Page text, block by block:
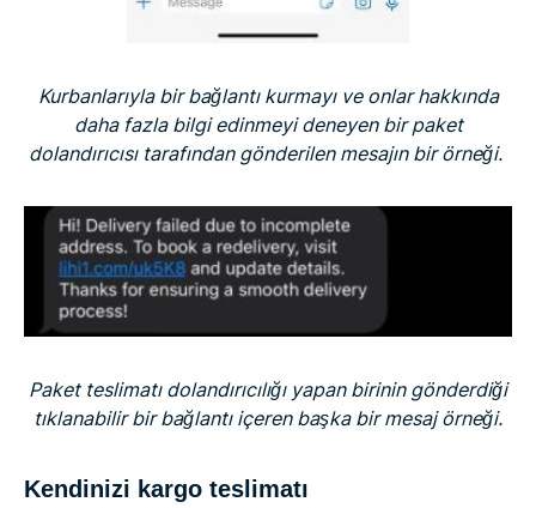
Kurbanlarıyla bir bağlantı kurmayı ve onlar hakkında
daha fazla bilgi edinmeyi deneyen bir paket
dolandırıcısı tarafından gönderilen mesajın bir örneği.
Paket teslimatı dolandırıcılığı yapan birinin gönderdiği
tıklanabilir bir bağlantı içeren başka bir mesaj örneği.
Kendinizi kargo teslimatı